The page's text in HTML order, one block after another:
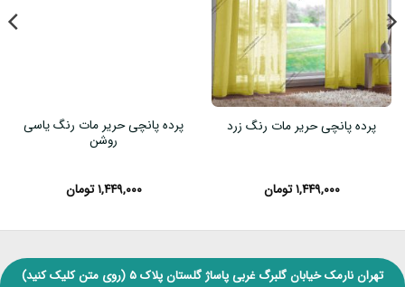
پرده پانچی حریر مات رنگ زرد
۱,۴۴۹,۰۰۰ تومان
پرده پانچی حریر مات رنگ یاسی
روشن
۱,۴۴۹,۰۰۰ تومان
تهران نارمک خیابان گلبرگ غربی پاساژ گلستان پلاک ۵ (روی متن کلیک کنید)